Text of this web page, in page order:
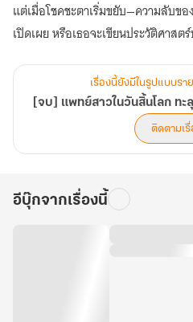
แต่เมื่อโชคชะตาเริ่มขยับ—ความลับข
เปิดเผย หรือเธอจะเขียนประวัติศาส
เรื่องนี้ยังมีในรูปแบบรา
ติดตามเ
อีบุ๊กจากเรื่องนี้